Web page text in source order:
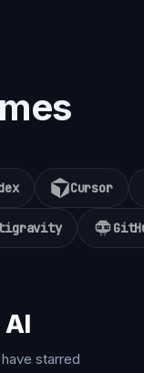
Cursor
starred